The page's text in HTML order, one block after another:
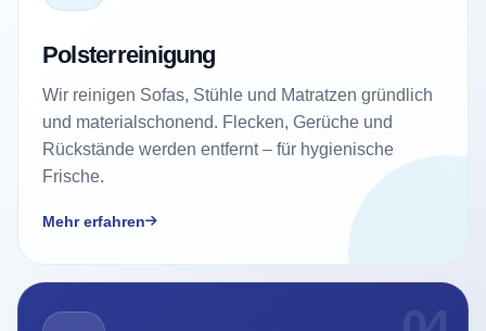
Polsterreinigung
Wir reinigen Sofas, Stühle und Matratzen gründlich
und materialschonend. Flecken, Gerüche und
Rückstände werden entfernt – für hygienische
Frische.
Mehr erfahren